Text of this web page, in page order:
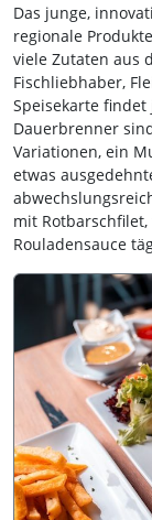
Das junge,
regionale
viele Zutaten aus
Fischliebhaber,
Speisekarte
Dauerbrenner
Variationen, ein
etwas
mit
Rouladensauce